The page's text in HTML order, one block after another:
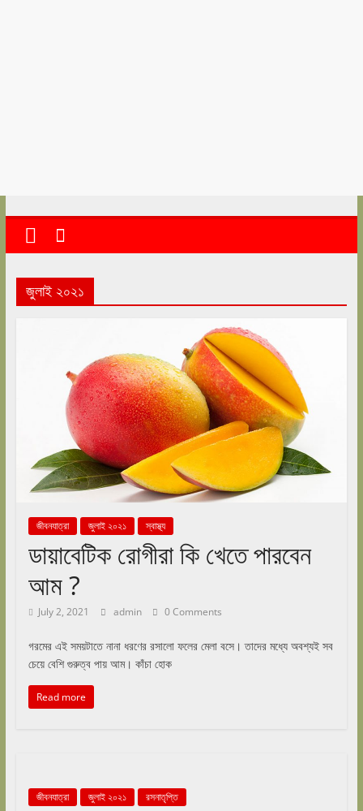
জুলাই ২০২১
জীবনযাত্রা জুলাই ২০২১ স্বাস্থ্য
ডায়াবেটিক রোগীরা কি খেতে পারবেন
আম ?
July 2, 2021 admin 0 Comments
গরমের এই সময়টাতে নানা ধরণের রসালো ফলের মেলা বসে। তাদের মধ্যে অবশ্যই সব
চেয়ে বেশি গুরুত্ব পায় আম। কাঁচা হোক
Read more
জীবনযাত্রা জুলাই ২০২১ রসনাতৃপ্তি